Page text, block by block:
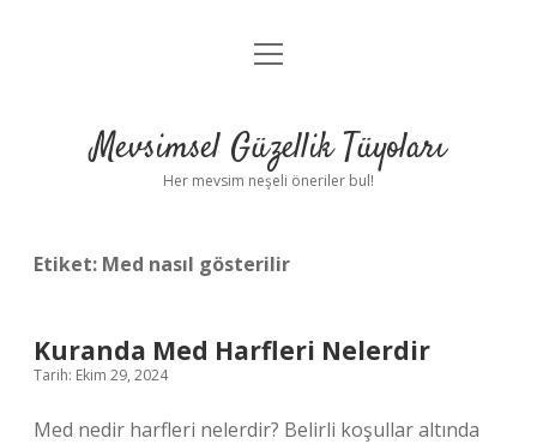
Anasayfa
Yasal Uyarı
menüyü
Mevsimsel Güzellik Tüyoları
Her mevsim neşeli öneriler bul!
Etiket: Med nasıl gösterilir
Kuranda Med Harfleri Nelerdir
Tarih: Ekim 29, 2024
Med nedir harfleri nelerdir? Belirli koşullar altında